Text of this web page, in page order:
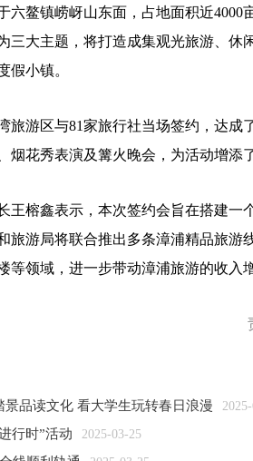
鳌镇崂岈山东面，占地面积近4000
三大主题，将打造成集观光旅游、休
假小镇。
游区与81家旅行社当场签约，达成了
烟花秀表演及篝火晚会，为活动增添
榕鑫表示，本次签约会旨在搭建一
旅游局将联合推出多条漳浦精品旅游
领域，进一步带动漳浦旅游的收入
品读文化 看大学生玩转春日浪漫
行时”活动 2025-03-25